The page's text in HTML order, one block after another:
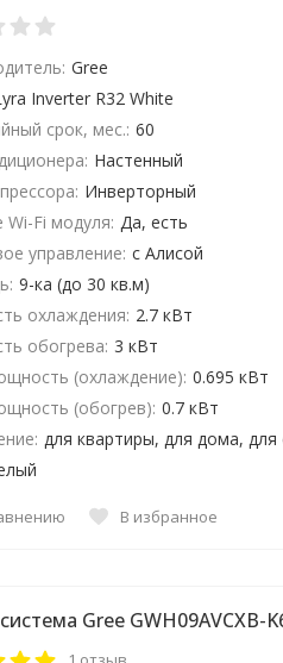
Gree
Inverter R32 White
срок, мес.: 60
Настенный
Инверторный
Wi-Fi модуля: Да, есть
управление: с Алисой
9-ка (до 30 кв.м)
охлаждения: 2.7 кВт
обогрева: 3 кВт
(охлаждение): 0.695 кВт
(обогрев): 0.7 кВт
для квартиры, для дома, для
В избранное
Gree GWH09AVCXB-